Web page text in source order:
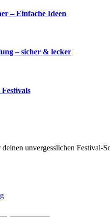
– Einfache Ideen
– sicher & lecker
Festivals
unvergesslichen Festival-